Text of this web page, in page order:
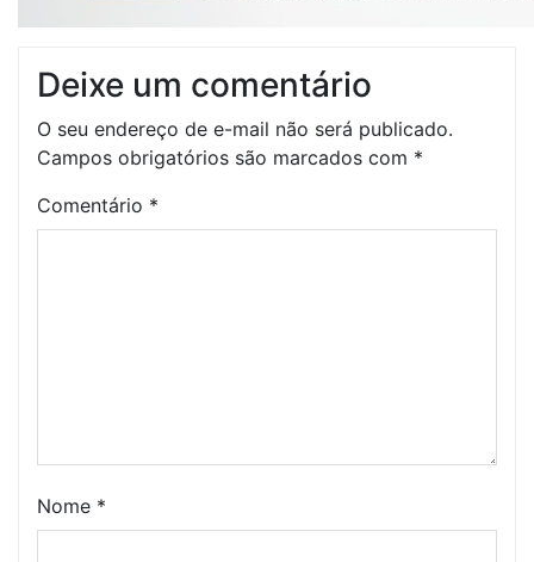
Deixe um comentário
O seu endereço de e-mail não será publicado.
Campos obrigatórios são marcados com *
Comentário *
Nome *